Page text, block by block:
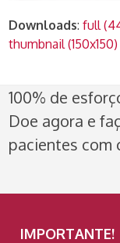
Downloads:full
thumbnail (150x150)
100% de
Doe agora e
pacientes com
IMPORTANTE!